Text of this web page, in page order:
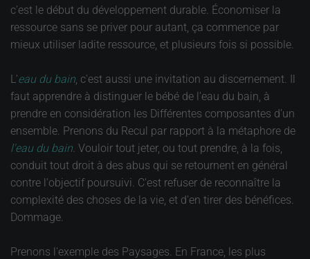
c'est le début du développement durable. Économiser la
ressource sans se priver pour autant, ça commence par
mieux utiliser ladite ressource, et plusieurs fois si possible.
L'eau du bain, c'est aussi une invitation au discernement. Il
faut apprendre à distinguer le bébé de l'eau du bain, à
prendre en considération les Différentes composantes d'un
ensemble. Prenons du Recul par rapport à la métaphore de
l'eau du bain. Vouloir tout jeter, ou tout prendre, à la fois,
conduit tout droit à des abus qui se retournent en général
contre l'objectif poursuivi. C'est refuser de reconnaître la
complexité des choses de la vie, et d'en tirer des bénéfices.
Dommage.
Prenons l'exemple des Paysages. En France, les plus